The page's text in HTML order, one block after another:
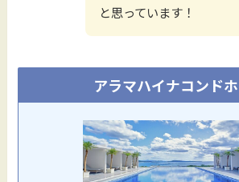
と思っています！
アラマハイナコンド